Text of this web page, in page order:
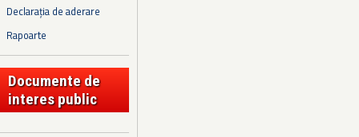
Declarația de aderare
Rapoarte
Documente de
interes public